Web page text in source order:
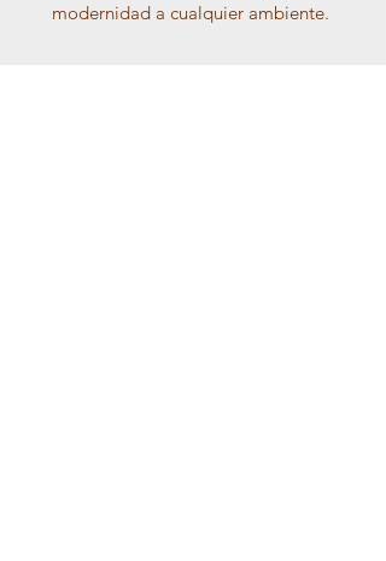
modernidad a cualquier ambiente.